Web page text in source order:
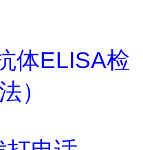
体ELISA检
）